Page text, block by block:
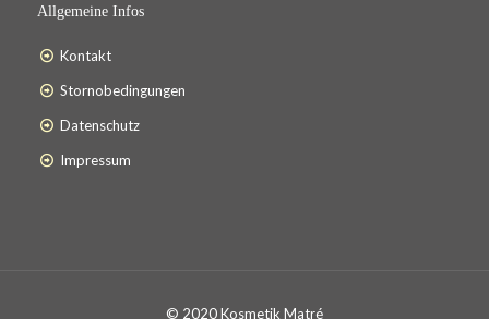
Allgemeine Infos
Kontakt
Stornobedingungen
Datenschutz
Impressum
© 2020 Kosmetik Matré